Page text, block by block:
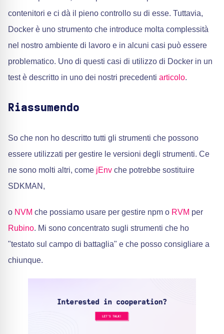
contenitori e ci dà il pieno controllo su di esse. Tuttavia,
Docker è uno strumento che introduce molta complessità
nel nostro ambiente di lavoro e in alcuni casi può essere
problematico. Uno di questi casi di utilizzo di Docker in un
test è descritto in uno dei nostri precedenti articolo.
Riassumendo
So che non ho descritto tutti gli strumenti che possono
essere utilizzati per gestire le versioni degli strumenti. Ce
ne sono molti altri, come jEnv che potrebbe sostituire
SDKMAN,
o NVM che possiamo usare per gestire npm o RVM per
Rubino. Mi sono concentrato sugli strumenti che ho
"testato sul campo di battaglia" e che posso consigliare a
chiunque.